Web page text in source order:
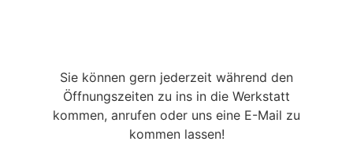
Sie können gern jederzeit während den
Öffnungszeiten zu ins in die Werkstatt
kommen, anrufen oder uns eine E-Mail zu
kommen lassen!